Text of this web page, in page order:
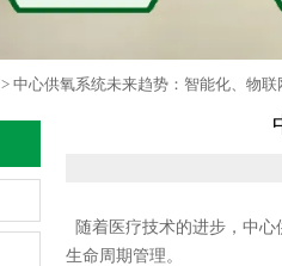
> 中心供氧系统未来趋势：智能化、物
随着医疗技术的进步，中
生命周期管理。